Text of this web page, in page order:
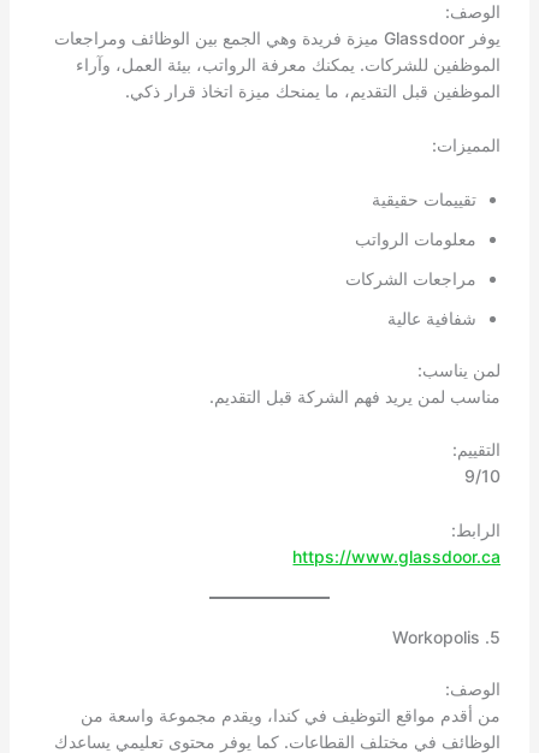
الوصف:
يوفر Glassdoor ميزة فريدة وهي الجمع بين الوظائف ومراجعات
الموظفين للشركات. يمكنك معرفة الرواتب، بيئة العمل، وآراء
الموظفين قبل التقديم، ما يمنحك ميزة اتخاذ قرار ذكي.
المميزات:
تقييمات حقيقية
معلومات الرواتب
مراجعات الشركات
شفافية عالية
لمن يناسب:
مناسب لمن يريد فهم الشركة قبل التقديم.
التقييم:
9/10
الرابط:
https://www.glassdoor.ca
5. Workopolis
الوصف:
من أقدم مواقع التوظيف في كندا، ويقدم مجموعة واسعة من
الوظائف في مختلف القطاعات. كما يوفر محتوى تعليمي يساعدك